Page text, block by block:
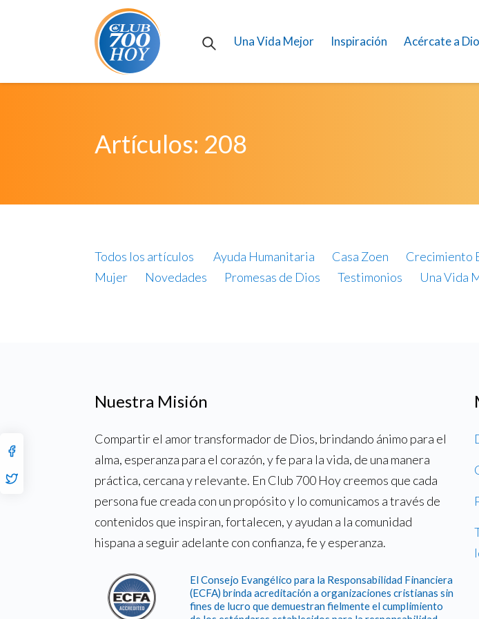
Una Vida Mejor Inspiración Acércate a
Artículos: 208
Todos los artículos Ayuda Humanitaria Casa Zoen Crecimiento
Mujer
Novedades Promesas de Dios Testimonios Una Vida
Nuestra Misión
Compartir el amor transformador de Dios, brindando ánimo para el
alma, esperanza para el corazón, y fe para la vida, de una manera
práctica, cercana y relevante. En Club 700 Hoy creemos que cada
persona fue creada con un propósito y lo comunicamos a través de
contenidos que inspiran, fortalecen, y ayudan a la comunidad
hispana a seguir adelante con confianza, fe y esperanza.
El Consejo Evangélico para la Responsabilidad Financiera
(ECFA) brinda acreditación a organizaciones cristianas sin
fines de lucro que demuestran fielmente el cumplimiento